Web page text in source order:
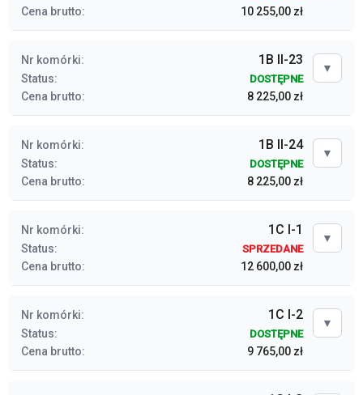
Cena brutto: 10 255,00 zł
Nr komórki: 1B II-23
Status: DOSTĘPNE
Cena brutto: 8 225,00 zł
▼
Nr komórki: 1B II-24
Status: DOSTĘPNE
Cena brutto: 8 225,00 zł
▼
Nr komórki: 1C I-1
Status: SPRZEDANE
Cena brutto: 12 600,00 zł
▼
Nr komórki: 1C I-2
Status: DOSTĘPNE
Cena brutto: 9 765,00 zł
▼